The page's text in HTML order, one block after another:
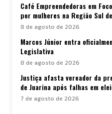
Café Empreendedoras em
por mulheres na Região Sul
8 de agosto de 2026
Marcos Júnior entra
Legislativa
8 de agosto de 2026
Justiça afasta vereador da
de Juarina após falhas em
7 de agosto de 2026